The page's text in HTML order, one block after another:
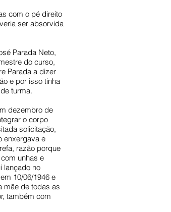
com o pé direito
ser absorvida
Parada Neto,
do curso,
Parada a dizer
e por isso tinha
turma.
dezembro de
o corpo
solicitação,
enxergava e
razão porque
unhas e
lançado no
10/06/1946 e
mãe de todas as
também com